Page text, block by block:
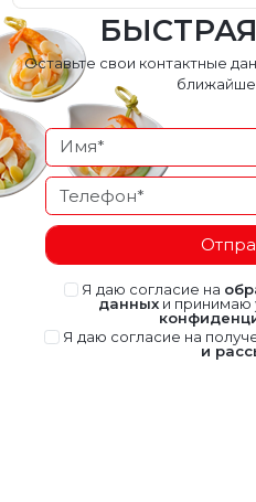
Оставьте свои контактные
Я даю согласие на
данныхи принимаю
Я даю согласие на
и